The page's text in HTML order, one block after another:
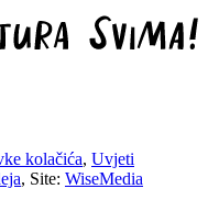
kolačića, Uvjeti
, Site: WiseMedia